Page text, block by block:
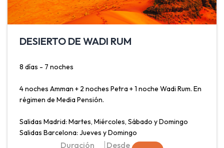
DESIERTO DE WADI RUM
8 días - 7 noches
4 noches Amman + 2 noches Petra + 1 noche Wadi Rum. En
régimen de Media Pensión.
Salidas Madrid: Martes, Miércoles, Sábado y Domingo
Salidas Barcelona: Jueves y Domingo
Duración Desde